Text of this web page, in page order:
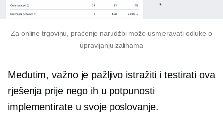
Za online trgovinu, praćenje narudžbi može usmjeravati odluke o
upravljanju zalihama
Međutim, važno je pažljivo istražiti i testirati ova
rješenja prije nego ih u potpunosti
implementirate u svoje poslovanje.